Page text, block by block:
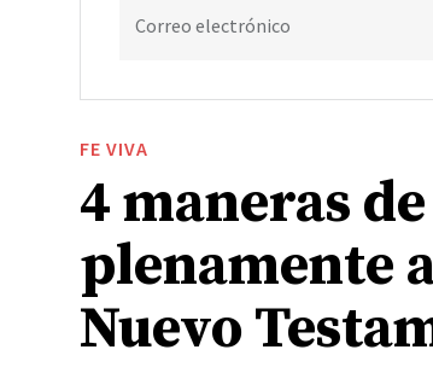
Correo electrónico
FE VIVA
4 maneras
plenamente
Nuevo